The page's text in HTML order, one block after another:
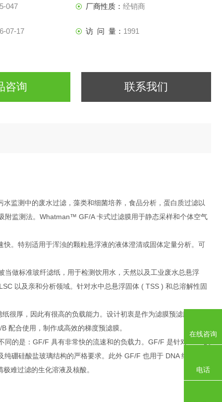
047 厂商性质： 经销商
07-17 访 问 量： 1991
咨询 联系我们
监测中的废水过滤，藻类和细菌培养，食品分析，蛋白质过滤以
附监测法。Whatman™ GF/A 卡式过滤膜用于静态采样和个体空气
。特别适用于浑浊的颗粒悬浮液的液体澄清或固体定量分析。可
做标准玻纤滤纸，用于检测饮用水，天然以及工业废水总悬浮
以及亲和分析领域。针对水中总悬浮固体 ( TSS ) 和总溶解性固
很厚，因此有很高的负载能力。设计初衷是作为滤膜预滤膜，可有
配合使用，制作成高效的梯度预滤膜。
的是：GF/F 具有非常快的流速和的负载力。GF/F 是针对 EPA 的
硼硅酸盐玻璃结构的严格要求。此外 GF/F 也用于 DNA 结合和纯
难过滤的生化溶液及核酸。
在线咨询
电话